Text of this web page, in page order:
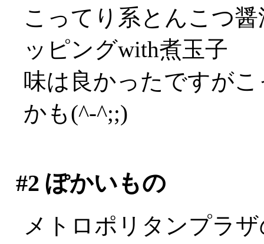
こってり系とんこつ
ッピングwith煮玉子
味は良かったですが
かも(^-^;;)
#2 ぽかいもの
メトロポリタンプラ